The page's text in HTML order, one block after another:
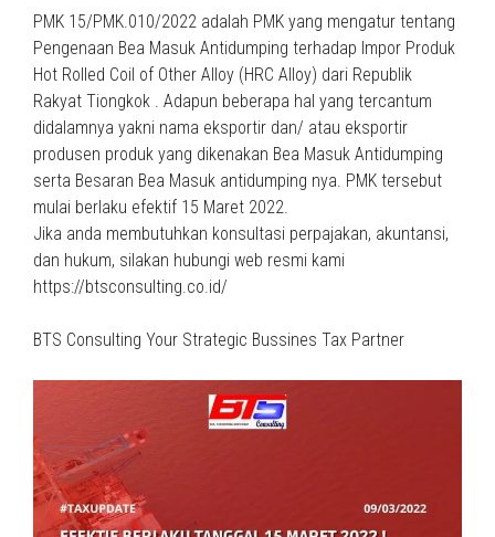
PMK 15/PMK.010/2022 adalah PMK yang mengatur tentang
Pengenaan Bea Masuk Antidumping terhadap Impor Produk
Hot Rolled Coil of Other Alloy (HRC Alloy) dari Republik
Rakyat Tiongkok . Adapun beberapa hal yang tercantum
didalamnya yakni nama eksportir dan/ atau eksportir
produsen produk yang dikenakan Bea Masuk Antidumping
serta Besaran Bea Masuk antidumping nya. PMK tersebut
mulai berlaku efektif 15 Maret 2022.
Jika anda membutuhkan konsultasi perpajakan, akuntansi,
dan hukum, silakan hubungi web resmi kami
https://btsconsulting.co.id/
BTS Consulting Your Strategic Bussines Tax Partner